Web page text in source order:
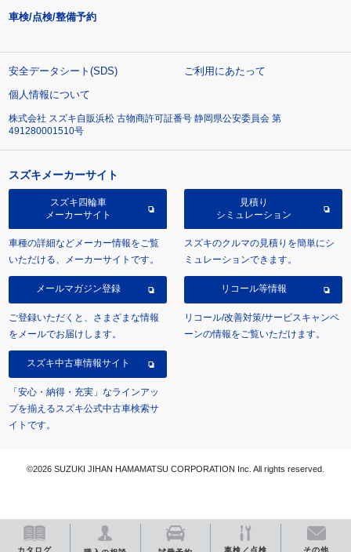
カタログ 車検／点検 その他
車検/点検/整備予約
安全データシート(SDS)
ご利用にあたって
個人情報について
株式会社 スズキ自販浜松 古物商許可証番号 静岡県公安委員会 第
491280001510号
スズキメーカーサイト
スズキ四輪車
メーカーサイト
車種の詳細などメーカー情報をご覧
いただける、メーカーサイトです。
見積り
シミュレーション
スズキのクルマの見積りを簡単にシ
ミュレーションできます。
メールマガジン登録
ご登録いただくと、さまざまな情報
をメールでお届けします。
リコール等情報
リコール/改善対策/サービスキャンペ
ーンの情報をご覧いただけます。
スズキ中古車情報サイト
「安心・納得・充実」なラインアッ
プを揃えるスズキ公式中古車検索サ
イトです。
©2026 SUZUKI JIHAN HAMAMATSU CORPORATION Inc. All rights reserved.